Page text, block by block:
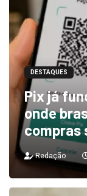
DESTAQUES
Pix já
onde
compras
Redação